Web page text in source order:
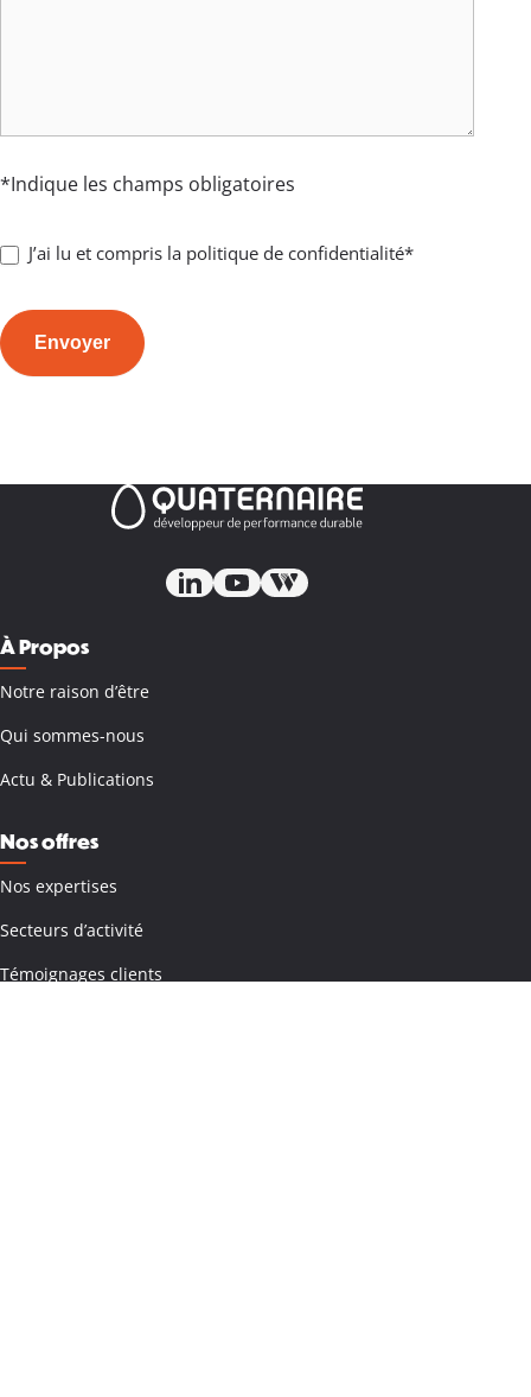
*Indique les champs obligatoires
J’ai lu et compris la politique de confidentialité*
Envoyer
À Propos
Notre raison d’être
Qui sommes-nous
Actu & Publications
Nos offres
Nos expertises
Secteurs d’activité
Témoignages clients